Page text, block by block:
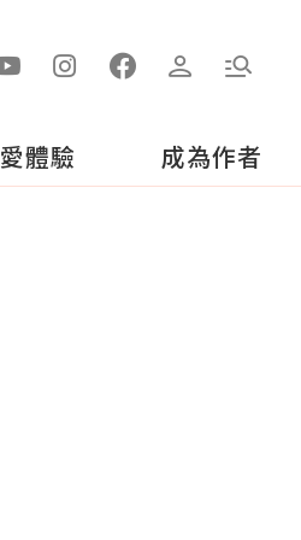
愛體驗 成為作者